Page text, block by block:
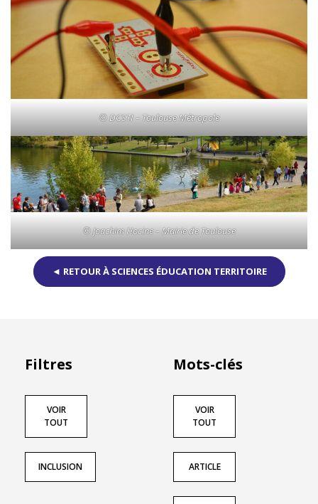
© DCSTI – Toulouse Métropole
© Joachim Hocine – Mairie de Toulouse
◄ RETOUR À SCIENCES ÉDUCATION TERRITOIRE
Filtres
VOIR
TOUT
INCLUSION
Mots-clés
VOIR
TOUT
ARTICLE